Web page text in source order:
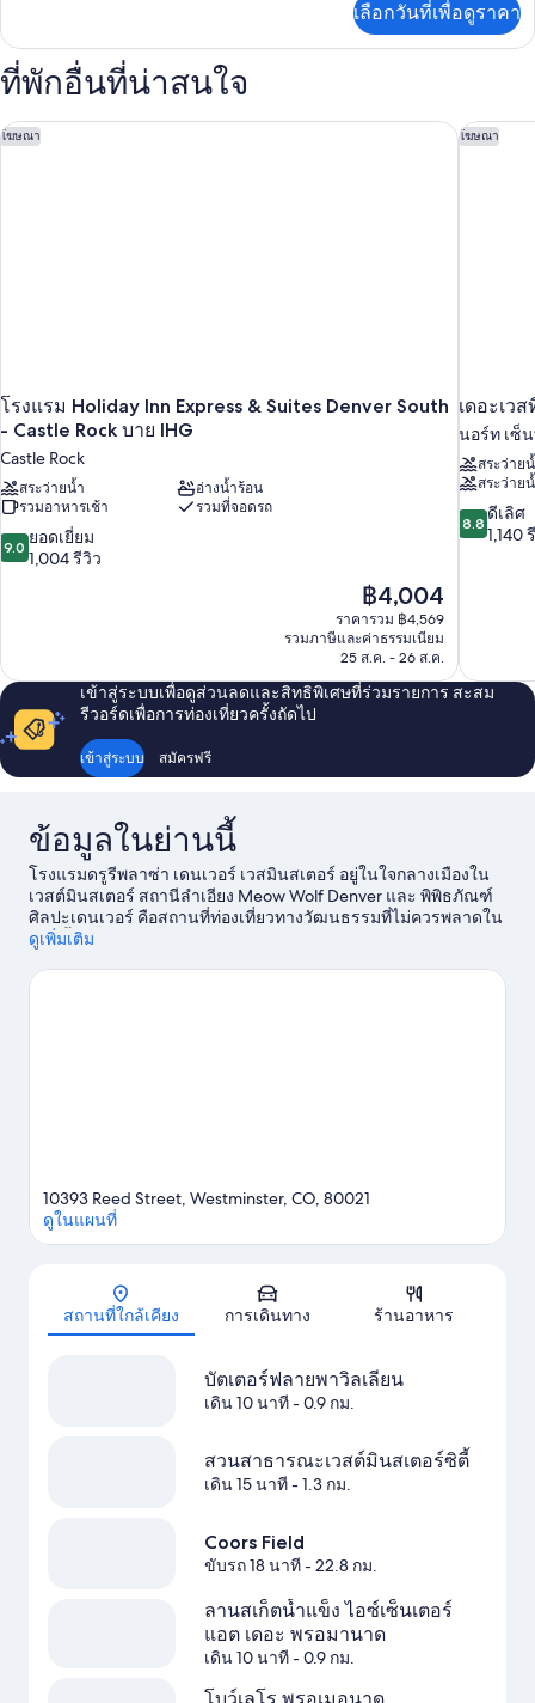
เกี่ยว
กับ
ห้อง
เลือกวันที่เพื่อดูราคา
ที่พักอื่นที่น่าสนใจ
โฆษณา
โรงแรม Holiday Inn Express & Suites Denver South
- Castle Rock บาย IHG
Castle Rock
สระว่ายน้ำ
อ่างน้ำร้อน
รวมอาหารเช้า
รวมที่จอดรถ
9.0
จาก
รีวิว
9.0 ยอดเยี่ยม
1,004 รีวิว
ราคา
ปัจจุบัน
คือ
฿4,004
฿4,004
ราคารวม ฿4,569
รวมภาษีและค่าธรรมเนียม
25 ส.ค. - 26 ส.ค.
โรงแรม Holiday Inn Express & Suites Denver South - Castle
โฆษณา
เดอะเว
นอร์ท เซ็
สระว่าย
สระว่าย
8.8
จาก
8.8 ดีเลิศ
1,140
เดอะเว
เข้าสู่ระบบเพื่อดูส่วนลดและสิทธิพิเศษที่ร่วมรายการ สะสม
รีวอร์ดเพื่อการท่องเที่ยวครั้งถัดไป
เข้าสู่ระบบ สมัครฟรี
ข้อมูลในย่านนี้
โรงแรมดรูรีพลาซ่า เดนเวอร์ เวสมินสเตอร์ อยู่ในใจกลางเมืองใน
เวสต์มินสเตอร์ สถานีลำเอียง Meow Wolf Denver และ พิพิธภัณฑ์
ศิลปะเดนเวอร์ คือสถานที่ท่องเที่ยวทางวัฒนธรรมที่ไม่ควรพลาดใน
ย่านนี้ ส่วนสวรรค์สำหรับขาช้อปก็ต้องเป็น ยูเนียนสเตชัน และ ถนน
เดนเวอร์ ด้วยประการทั้งปวง
ดูเพิ่มเติม
แผนที่
10393 Reed Street, Westminster, CO, 80021
ดูในแผนที่
สถานที่ใกล้เคียง การเดินทาง ร้านอาหาร
บัตเตอร์ฟลายพาวิลเลียน
เดิน 10 นาที- 0.9 กม.
สวนสาธารณะเวสต์มินสเตอร์ซิตี้
เดิน 15 นาที- 1.3 กม.
Coors Field
ขับรถ 18 นาที- 22.8 กม.
ลานสเก็ตน้ำแข็ง ไอซ์เซ็นเตอร์
แอต เดอะ พรอมานาด
เดิน 10 นาที- 0.9 กม.